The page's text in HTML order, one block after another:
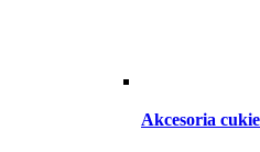
Akcesoria